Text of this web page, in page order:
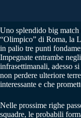
Uno splendido big
“Olimpico” di Roma, la
in palio tre punti
Impegnate entrambe
infrasettimanali, adesso
non perdere ulteriore
interessante e che
Nelle prossime righe
squadre, le probabili